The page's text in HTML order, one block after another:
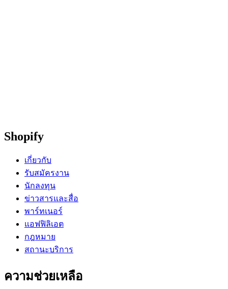
Shopify
เกี่ยวกับ
รับสมัครงาน
นักลงทุน
ข่าวสารและสื่อ
พาร์ทเนอร์
แอฟฟิลิเอต
กฎหมาย
สถานะบริการ
ความช่วยเหลือ